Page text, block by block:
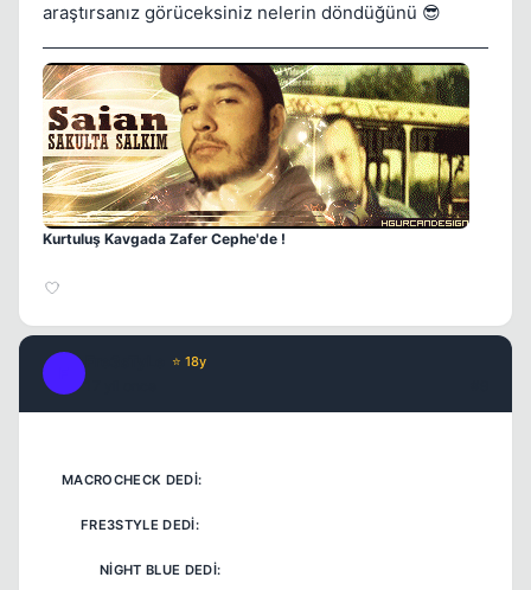
araştırsanız görüceksiniz nelerin döndüğünü 😎
Kurtuluş Kavgada Zafer Cephe'de !
⭐ 18y